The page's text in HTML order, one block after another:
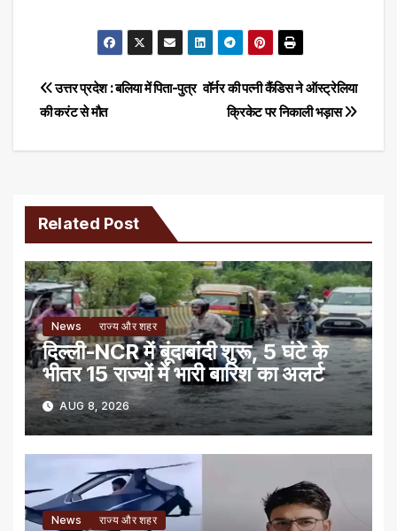
Post
navigation
वॉर्नर की पत्‍नी कैंडिस ने ऑस्‍ट्रेलिया
क्रिकेट पर निकाली भड़ास
उत्तर प्रदेश : बलिया में पिता-पुत्र
की करंट से मौत
Related Post
News राज्य और शहर
दिल्ली-NCR में बूंदाबांदी शुरू, 5 घंटे के
भीतर 15 राज्यों में भारी बारिश का अलर्ट
AUG 8, 2026
News राज्य और शहर